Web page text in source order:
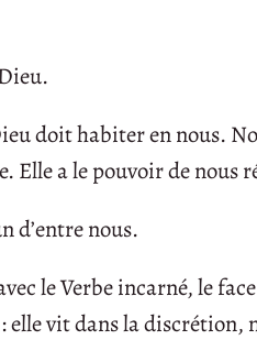
doit habiter en nous.
Elle a le pouvoir de nous
d’entre nous.
le Verbe incarné, le
elle vit dans la discrétion,